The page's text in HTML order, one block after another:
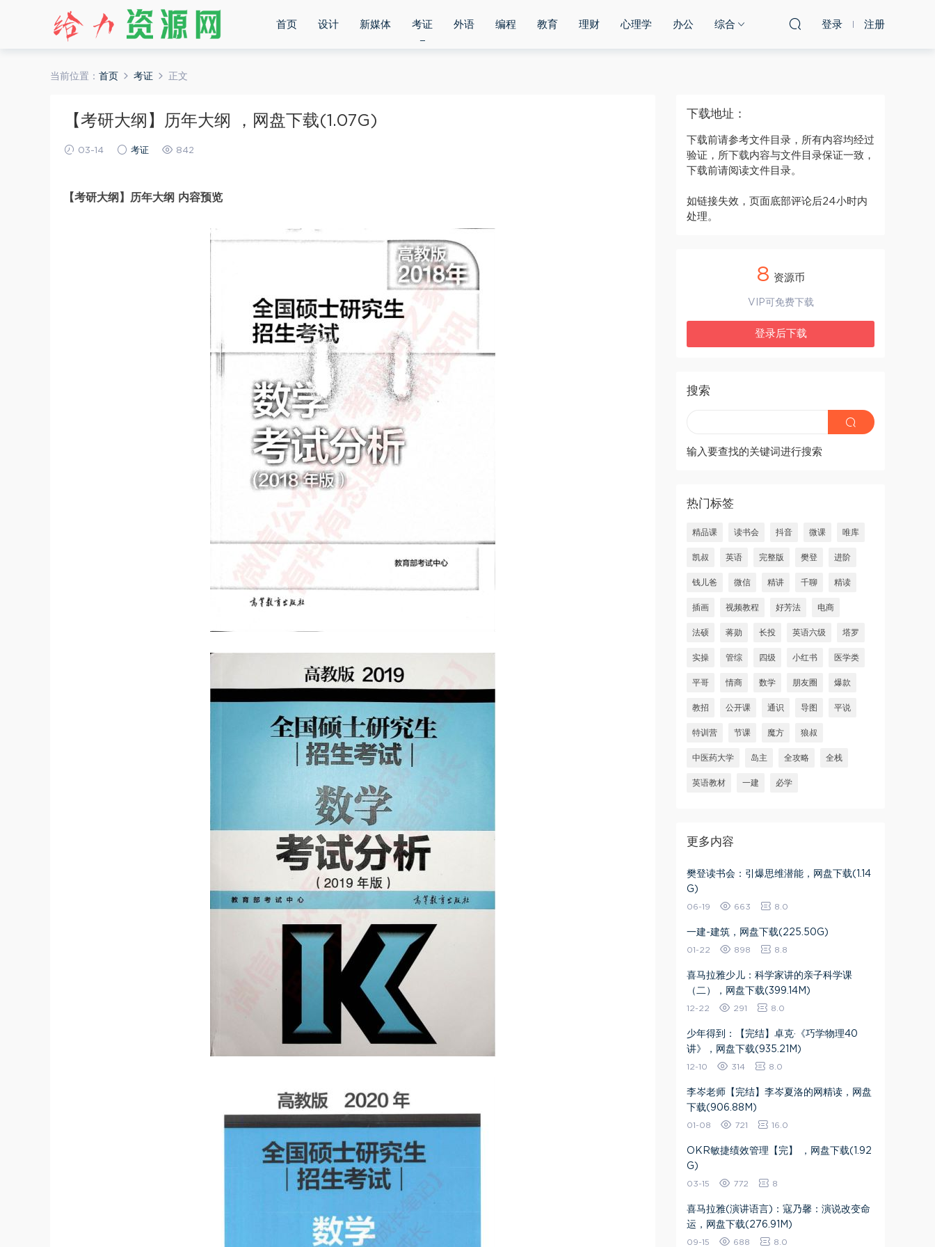
首页 设计 新媒体 考证 外语 编程 教育 理财 心理学 办公 综合 登录 注册
当前位置： 首页 考证 正文
【考研大纲】历年大纲 ，网盘下载(1.07G)
03-14 考证 842
【考研大纲】历年大纲 内容预览
下载地址：
下载前请参考文件目录，所有内容均经过
验证，所下载内容与文件目录保证一致，
下载前请阅读文件目录。
如链接失效，页面底部评论后24小时内
处理。
8 资源币
VIP可免费下载
登录后下载
搜索
输入要查找的关键词进行搜索
热门标签
精品课 读书会 抖音 微课 唯库
凯叔 英语 完整版 樊登 进阶
钱儿爸 微信 精讲 千聊 精读
插画 视频教程 好芳法 电商
法硕 蒋勋 长投 英语六级 塔罗
实操 管综 四级 小红书 医学类
平哥 情商 数学 朋友圈 爆款
教招 公开课 通识 导图 平说
特训营 节课 魔方 狼叔
中医药大学 岛主 全攻略 全栈
英语教材 一建 必学
更多内容
樊登读书会：引爆思维潜能，网盘下载(1.14
G)
06-19 663 8.0
一建-建筑，网盘下载(225.50G)
01-22 898 8.8
喜马拉雅少儿：科学家讲的亲子科学课
（二），网盘下载(399.14M)
12-22 291 8.0
少年得到：【完结】卓克·《巧学物理40
讲》，网盘下载(935.21M)
12-10 314 8.0
李岑老师【完结】李岑夏洛的网精读，网盘
下载(906.88M)
01-08 721 16.0
OKR敏捷绩效管理【完】 ，网盘下载(1.92
G)
03-15 772 8
喜马拉雅(演讲语言)：寇乃馨：演说改变命
运，网盘下载(276.91M)
09-15 688 8.0